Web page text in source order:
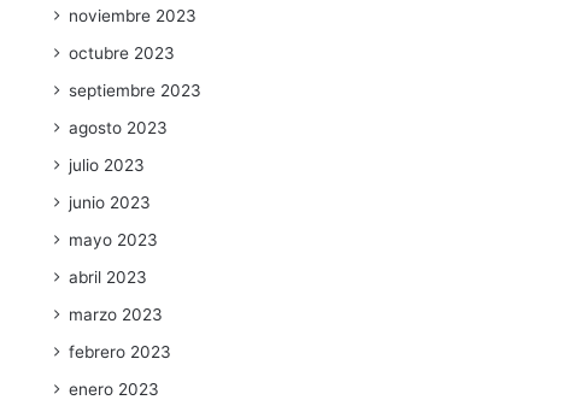
noviembre 2023
octubre 2023
septiembre 2023
agosto 2023
julio 2023
junio 2023
mayo 2023
abril 2023
marzo 2023
febrero 2023
enero 2023